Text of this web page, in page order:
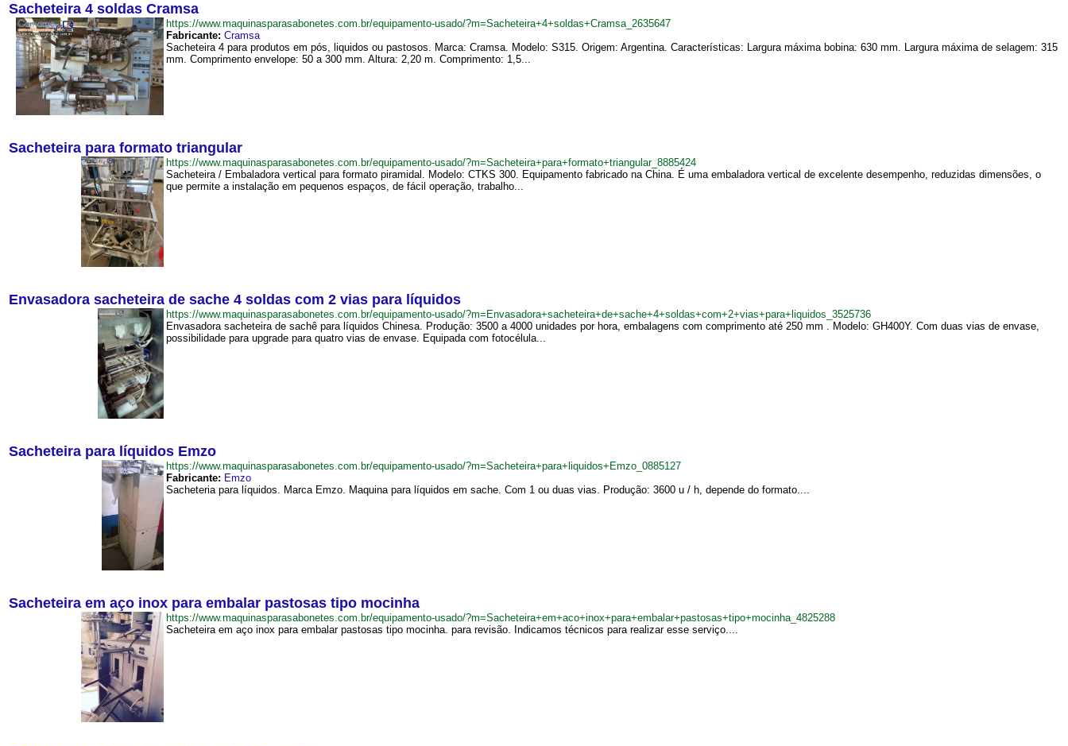
Sacheteira 4 soldas Cramsa
https://www.maquinasparasabonetes.com.br/equipamento-usado/?m=Sacheteira+4+soldas+Cramsa_2635647
Fabricante: Cramsa
Sacheteira 4 para produtos em pós, liquidos ou pastosos. Marca: Cramsa. Modelo: S315. Origem: Argentina. Características: Largura máxima bobina: 630 mm. Largura máxima de selagem: 315
mm. Comprimento envelope: 50 a 300 mm. Altura: 2,20 m. Comprimento: 1,5...
Sacheteira para formato triangular
https://www.maquinasparasabonetes.com.br/equipamento-usado/?m=Sacheteira+para+formato+triangular_8885424
Sacheteira / Embaladora vertical para formato piramidal. Modelo: CTKS 300. Equipamento fabricado na China. É uma embaladora vertical de excelente desempenho, reduzidas dimensões, o
que permite a instalação em pequenos espaços, de fácil operação, trabalho...
Envasadora sacheteira de sache 4 soldas com 2 vias para líquidos
https://www.maquinasparasabonetes.com.br/equipamento-usado/?m=Envasadora+sacheteira+de+sache+4+soldas+com+2+vias+para+liquidos_3525736
Envasadora sacheteira de sachê para líquidos Chinesa. Produção: 3500 a 4000 unidades por hora, embalagens com comprimento até 250 mm . Modelo: GH400Y. Com duas vias de envase,
possibilidade para upgrade para quatro vias de envase. Equipada com fotocélula...
Sacheteira para líquidos Emzo
https://www.maquinasparasabonetes.com.br/equipamento-usado/?m=Sacheteira+para+liquidos+Emzo_0885127
Fabricante: Emzo
Sacheteria para líquidos. Marca Emzo. Maquina para líquidos em sache. Com 1 ou duas vias. Produção: 3600 u / h, depende do formato....
Sacheteira em aço inox para embalar pastosas tipo mocinha
https://www.maquinasparasabonetes.com.br/equipamento-usado/?m=Sacheteira+em+aco+inox+para+embalar+pastosas+tipo+mocinha_4825288
Sacheteira em aço inox para embalar pastosas tipo mocinha. para revisão. Indicamos técnicos para realizar esse serviço....